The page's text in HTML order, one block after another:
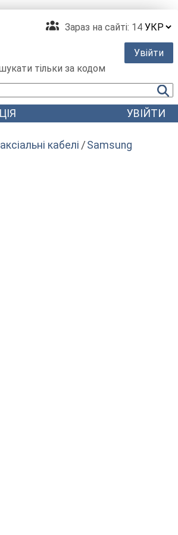
Зараз на сайті: 14
Увійти
тільки за кодом
УВІЙТИ
кабелі Samsung